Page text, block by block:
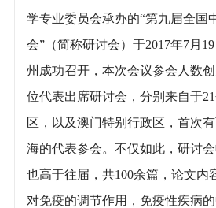
学专业委员会承办的“第九届全国
会”（简称研讨会）于2017年7月
州成功召开，本次会议参会人数
位代表出席研讨会，分别来自于
区，以及澳门特别行政区，首次
海的代表参会。不仅如此，研讨
也高于往届，共100余篇，论文内
对免疫的调节作用，免疫性疾病